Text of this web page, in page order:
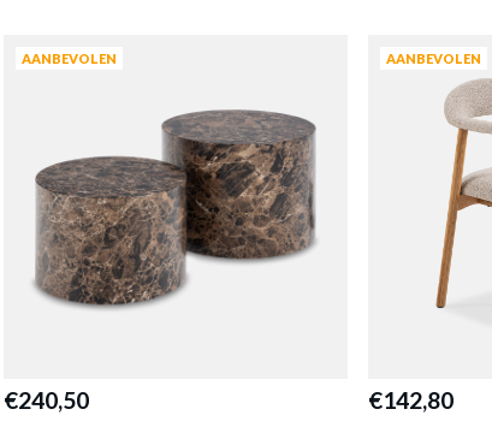
AANBEVOLEN
€240,50
AANBEVOLEN
€142,80